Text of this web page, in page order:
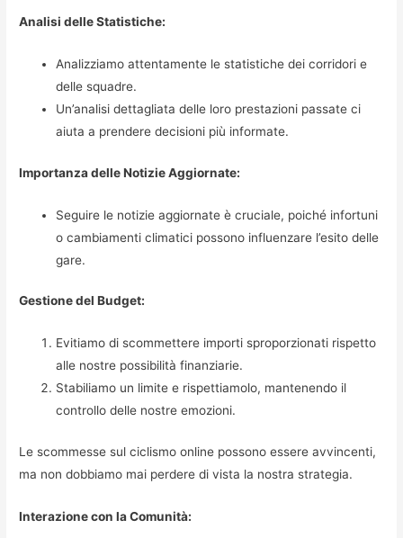
Analisi delle Statistiche:
Analizziamo attentamente le statistiche dei corridori e
delle squadre.
Un’analisi dettagliata delle loro prestazioni passate ci
aiuta a prendere decisioni più informate.
Importanza delle Notizie Aggiornate:
Seguire le notizie aggiornate è cruciale, poiché infortuni
o cambiamenti climatici possono influenzare l’esito delle
gare.
Gestione del Budget:
Evitiamo di scommettere importi sproporzionati rispetto
alle nostre possibilità finanziarie.
Stabiliamo un limite e rispettiamolo, mantenendo il
controllo delle nostre emozioni.
Le scommesse sul ciclismo online possono essere avvincenti,
ma non dobbiamo mai perdere di vista la nostra strategia.
Interazione con la Comunità: